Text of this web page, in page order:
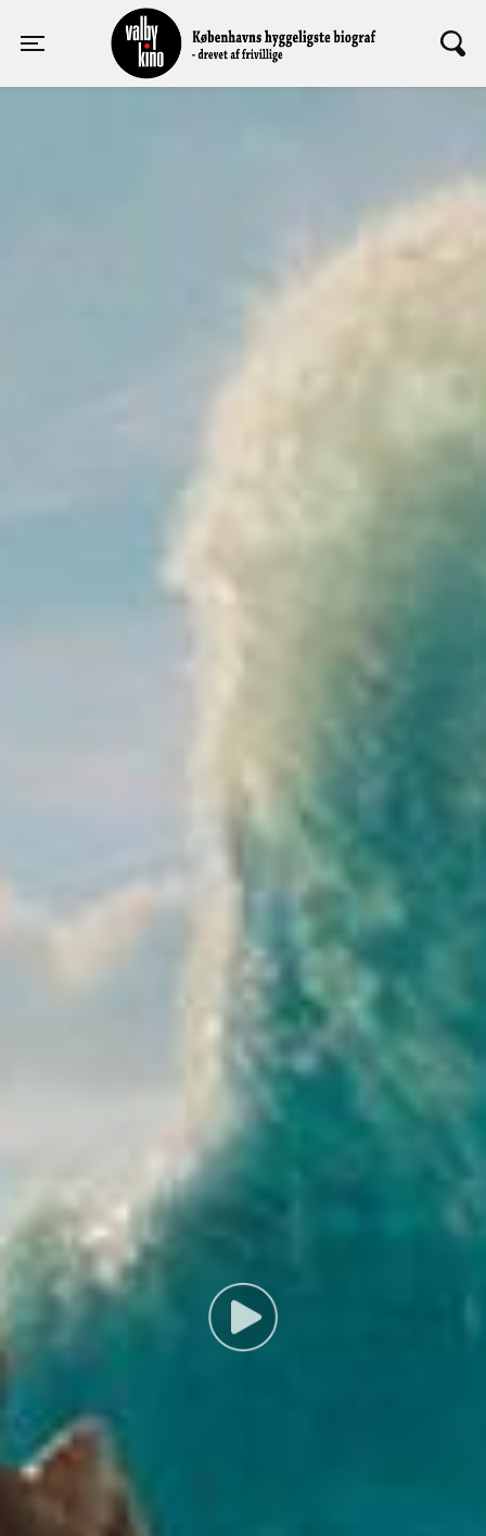
Toggle navigation
Valby Kino